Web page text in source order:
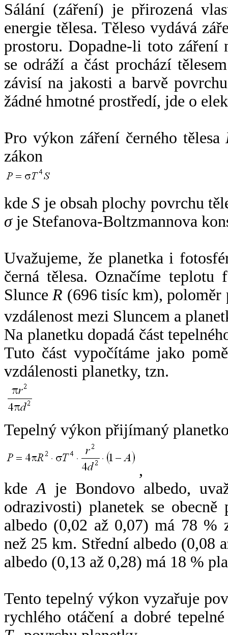
Sálání (záření) je přirozená
energie tělesa. Těleso vydává
prostoru. Dopadne-li toto záření
se odráží a část prochází
závisí na jakosti a barvě
žádné hmotné prostředí, jde o
Pro výkon záření černého tělesa
zákon
kdeS je obsah plochy povrchu
σje Stefanova-Boltzmannova
Uvažujeme, že planetka i
černá tělesa. Označíme
SlunceR (696 tisíc km),
vzdálenost mezi Sluncem a
Na planetku dopadá část
Tuto část vypočítáme jako
vzdálenosti planetky, tzn.
Tepelný výkon přijímaný
,
kdeA je Bondovo albedo,
odrazivosti) planetek se
albedo (0,02 až 0,07) má 78 %
než 25 km. Střední albedo (0,08
albedo (0,13 až 0,28) má 18 %
Tento tepelný výkon vyzařuje
rychlého otáčení a dobré